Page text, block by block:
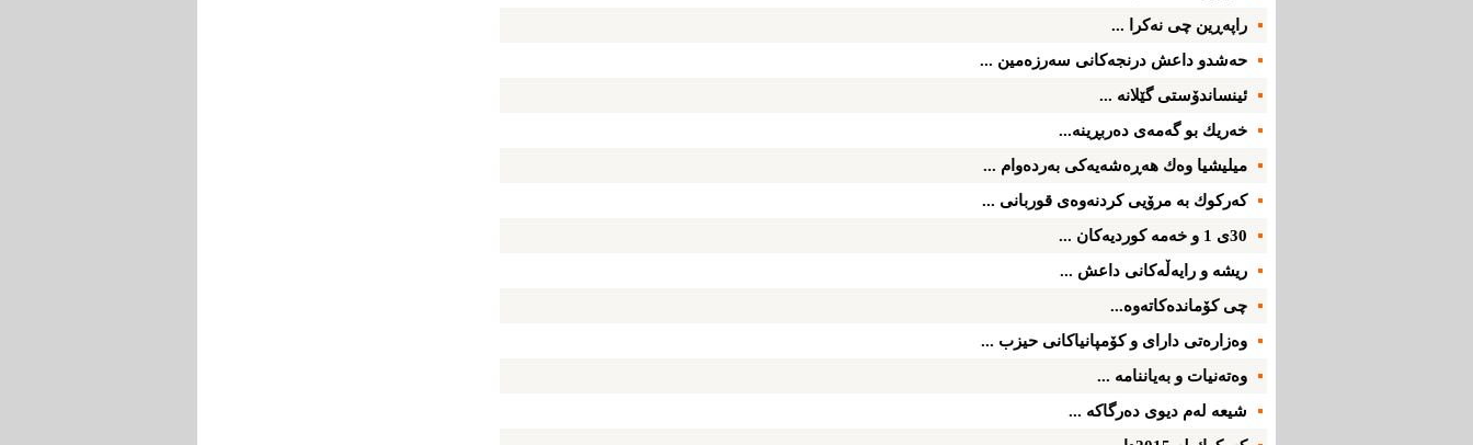
راپه‌ڕین چی‌ نه‌كرا ...
حه‌شدو داعش درنجه‌كانی سه‌رزه‌مین ...
ئینساندۆستی گێلانه‌ ...
خه‌ریك بو گه‌مه‌ی ده‌ربڕینه‌...
میلیشیا وه‌ك هه‌ڕه‌شه‌یه‌كی به‌رده‌وام ...
كه‌ركوك به‌ مرۆیی كردنه‌وه‌ی قوربانی ...
30ی 1 و خه‌مه‌ كوردیه‌كان ...
ریشه‌ و رایه‌ڵه‌كانی داعش ...
چی كۆمانده‌كاته‌وه‌...
وه‌زاره‌تی‌ دارای‌ و كۆمپانیاكانی‌ حیزب ...
وه‌ته‌نیات و به‌یاننامه‌ ...
شیعه‌ له‌م دیوی‌ ده‌رگاكه‌ ...